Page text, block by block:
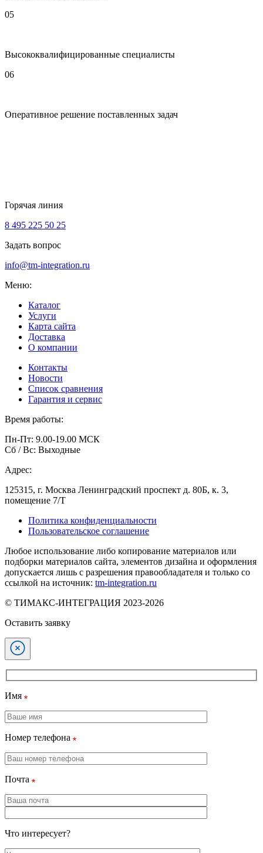
05
Высококвалифицированные специалисты
06
Оперативное решение поставленных задач
Горячая линия
8 495 225 50 25
Задать вопрос
info@tm-integration.ru
Меню:
Каталог
Услуги
Карта сайта
Доставка
О компании
Контакты
Новости
Список сравнения
Гарантия и сервис
Время работы:
Пн-Пт: 9.00-19.00 МСК
Сб / Вс: Выходные
Адрес:
125315, г. Москва Ленинградский проспект д. 80Б, к. 3,
помещение 7/Т
Политика конфиденциальности
Пользовательское соглашение
Любое использование либо копирование материалов или
подборки материалов сайта, элементов дизайна и оформления
допускается лишь с разрешения правообладателя и только со
ссылкой на источник: tm-integration.ru
© ТИМАКС-ИНТЕГРАЦИЯ 2023-2026
Оставить заявку
Имя
Номер телефона
Почта
Что интересует?